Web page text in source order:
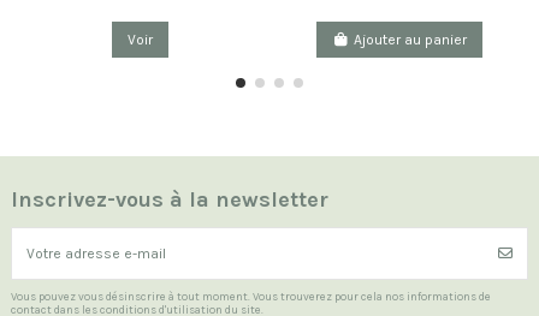
Voir Ajouter au panier
Inscrivez-vous à la newsletter
Vous pouvez vous désinscrire à tout moment. Vous trouverez pour cela nos informations de
contact dans les conditions d'utilisation du site.